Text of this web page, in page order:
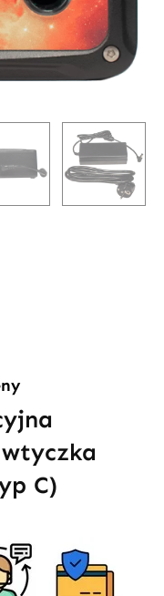
C)